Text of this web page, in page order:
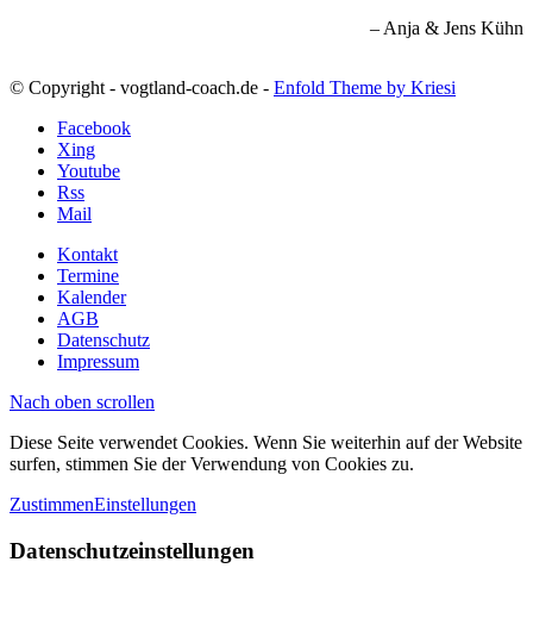
Anja & Jens Kühn
© Copyright - vogtland-coach.de - Enfold Theme by Kriesi
Facebook
Xing
Youtube
Rss
Mail
Kontakt
Termine
Kalender
AGB
Datenschutz
Impressum
Nach oben scrollen
Diese Seite verwendet Cookies. Wenn Sie weiterhin auf der Website
surfen, stimmen Sie der Verwendung von Cookies zu.
ZustimmenEinstellungen
Datenschutzeinstellungen